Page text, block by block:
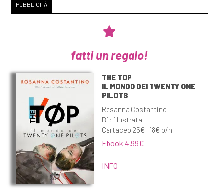
PUBBLICITÀ
fatti un regalo!
THE TOP
IL MONDO DEI TWENTY ONE
PILOTS
Rosanna Costantino
Bio illustrata
Cartaceo 25€ | 18€ b/n
Ebook 4,99€
INFO